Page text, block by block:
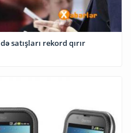
satışları rekord qırır